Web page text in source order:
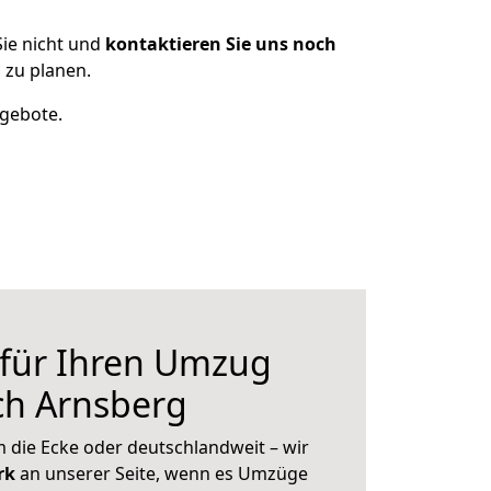
nicht und kontaktieren Sie uns noch
planen.
Ihren Umzug
Arnsberg
die Ecke oder deutschlandweit – wir
an unserer Seite, wenn es Umzüge